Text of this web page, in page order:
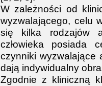
W zależności od
wyzwalającego, celu
się kilka rodzajów
człowieka posiada
czynniki wyzwalające
dają indywidualny
Zgodnie z kliniczną